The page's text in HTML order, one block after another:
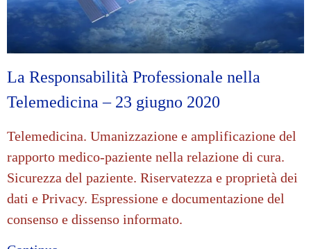
La Responsabilità Professionale nella
Telemedicina – 23 giugno 2020
Telemedicina. Umanizzazione e amplificazione del
rapporto medico-paziente nella relazione di cura.
Sicurezza del paziente. Riservatezza e proprietà dei
dati e Privacy. Espressione e documentazione del
consenso e dissenso informato.